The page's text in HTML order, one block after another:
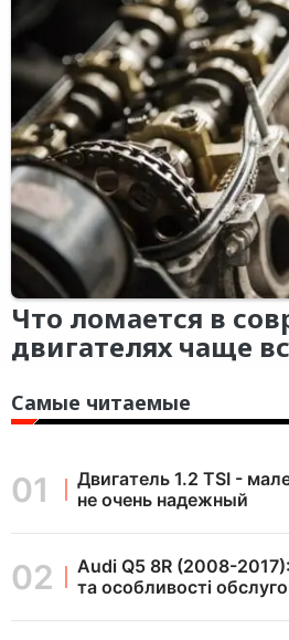
Что ломается в
двигателях чаще
Самые читаемые
Двигатель 1.2 TSI -
не очень надежный
Audi Q5 8R (2008-
та особливості